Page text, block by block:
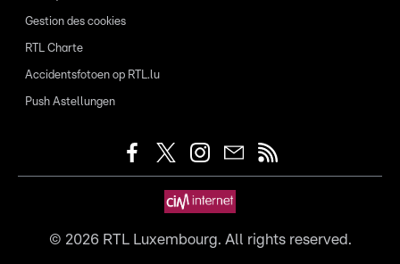
Gestion des cookies
RTL Charte
Accidentsfotoen op RTL.lu
Push Astellungen
© 2026RTL Luxembourg. All rights reserved.